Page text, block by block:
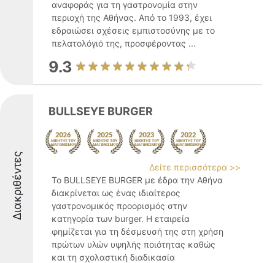
αναφοράς για τη γαστρονομία στην
περιοχή της Αθήνας. Από το 1993, έχει
εδραιώσει σχέσεις εμπιστοσύνης με το
πελατολόγιό της, προσφέροντας ...
9.3
Διακριθέντες
BULLSEYE BURGER
Δείτε περισσότερα >>
Το BULLSEYE BURGER με έδρα την Αθήνα
διακρίνεται ως ένας ιδιαίτερος
γαστρονομικός προορισμός στην
κατηγορία των burger. Η εταιρεία
φημίζεται για τη δέσμευσή της στη χρήση
πρώτων υλών υψηλής ποιότητας καθώς
και τη σχολαστική διαδικασία